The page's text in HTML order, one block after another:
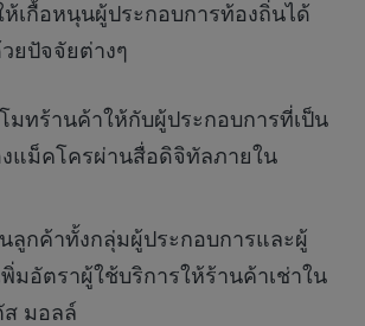
ห้เกื้อหนุนผู้ประกอบการท้องถิ่นได้
ยปัจจัยต่างๆ
มทร้านค้าให้กับผู้ประกอบการที่เป็น
แม็คโครผ่านสื่อดิจิทัลภายใน
ลูกค้าทั้งกลุ่มผู้ประกอบการและผู้
มอัตราผู้ใช้บริการให้ร้านค้าเช่าใน
มอลล์